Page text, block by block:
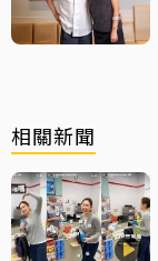
相關新聞